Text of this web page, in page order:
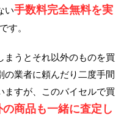
い手数料完全無料を実
です。
まうとそれ以外のものを買
の業者に頼んだり二度手間
ますが、このバイセルで買
商品も一緒に査定し